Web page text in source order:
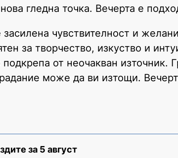
гледна точка. Вечерта е
чувствителност и
за творчество, изкуство и
от неочакван източник.
може да ви изтощи.
за 5 август